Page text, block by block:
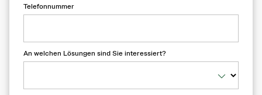
Telefonnummer
An welchen Lösungen sind Sie interessiert?